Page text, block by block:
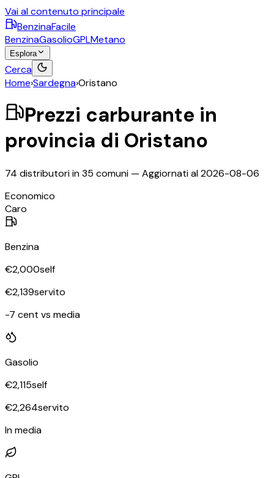
Vai al contenuto principale
BenzinaFacile
BenzinaGasolioGPLMetano
Esplora
Cerca
Home›Sardegna›Oristano
Prezzi carburante in
provincia di Oristano
74 distributori in35 comuni — Aggiornati al2026-08-06
Economico
Caro
Benzina
€2,000self
€2,139servito
-7 cent vs media
Gasolio
€2,115self
€2,264servito
In media